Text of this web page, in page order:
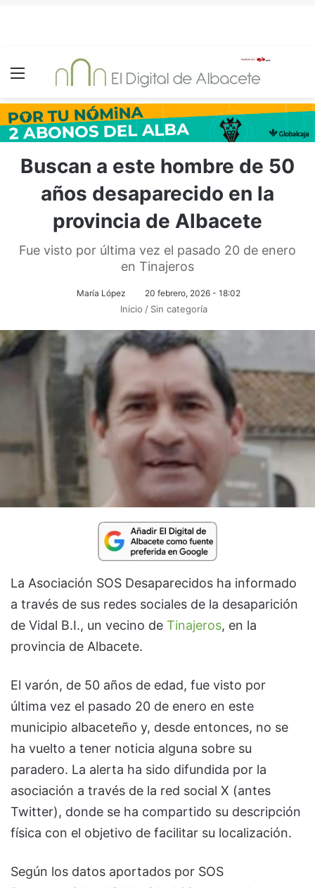
Menú
Buscan a este hombre de 50
años desaparecido en la
provincia de Albacete
Fue visto por última vez el pasado 20 de enero
en Tinajeros
María López 20 febrero, 2026 - 18:02
Inicio / Sin categoría
La Asociación SOS Desaparecidos ha informado
a través de sus redes sociales de la desaparición
de Vidal B.I., un vecino de Tinajeros, en la
provincia de Albacete.
El varón, de 50 años de edad, fue visto por
última vez el pasado 20 de enero en este
municipio albaceteño y, desde entonces, no se
ha vuelto a tener noticia alguna sobre su
paradero. La alerta ha sido difundida por la
asociación a través de la red social X (antes
Twitter), donde se ha compartido su descripción
física con el objetivo de facilitar su localización.
Según los datos aportados por SOS